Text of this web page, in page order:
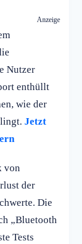
Anzeige
Nutzer
enthüllt
wie der
Jetzt
von
der
Die
„Bluetooth
Tests